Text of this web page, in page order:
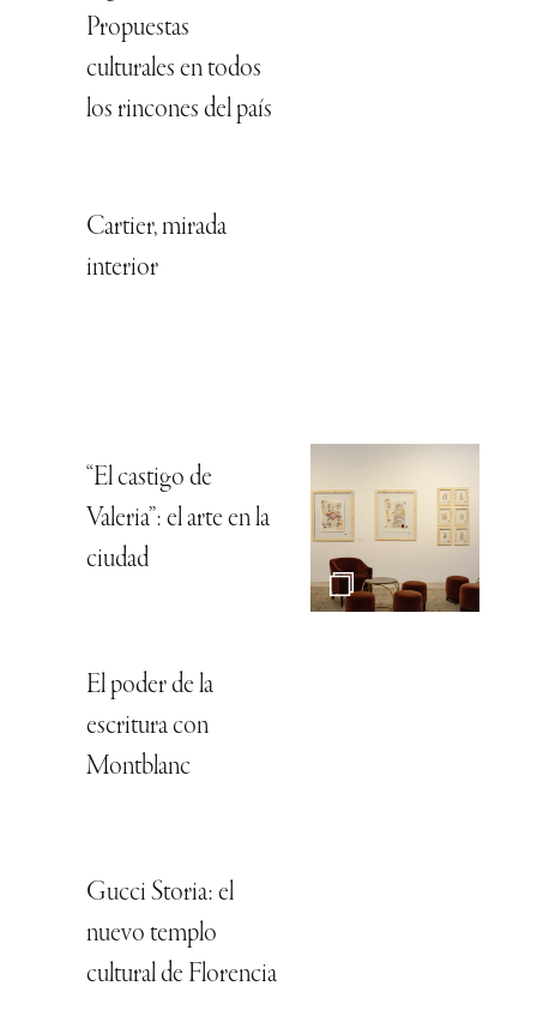
Propuestas
culturales en todos
los rincones del país
Cartier, mirada
interior
“El castigo de
Valeria”: el arte en la
ciudad
El poder de la
escritura con
Montblanc
Gucci Storia: el
nuevo templo
cultural de Florencia